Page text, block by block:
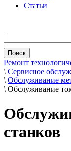
Статьи
Ремонт
\ Сервисное
\ Обслуживание
\ Обслуживание
станков